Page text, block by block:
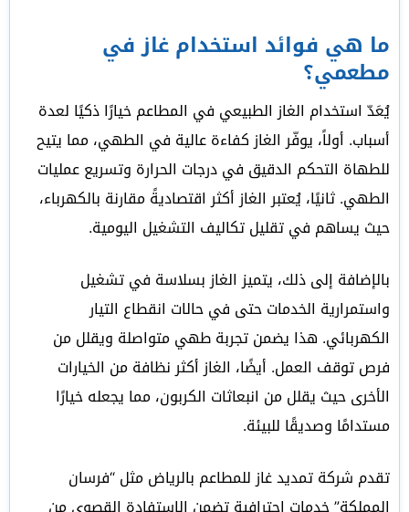
ما هي فوائد استخدام غاز في
مطعمي؟
يُعَدّ استخدام الغاز الطبيعي في المطاعم خيارًا ذكيًا لعدة
أسباب. أولاً، يوفّر الغاز كفاءة عالية في الطهي، مما يتيح
للطهاة التحكم الدقيق في درجات الحرارة وتسريع عمليات
الطهي. ثانيًا، يُعتبر الغاز أكثر اقتصاديةً مقارنة بالكهرباء،
حيث يساهم في تقليل تكاليف التشغيل اليومية.
بالإضافة إلى ذلك، يتميز الغاز بسلاسة في تشغيل
واستمرارية الخدمات حتى في حالات انقطاع التيار
الكهربائي. هذا يضمن تجربة طهي متواصلة ويقلل من
فرص توقف العمل. أيضًا، الغاز أكثر نظافة من الخيارات
الأخرى حيث يقلل من انبعاثات الكربون، مما يجعله خيارًا
مستدامًا وصديقًا للبيئة.
تقدم شركة تمديد غاز للمطاعم بالرياض مثل “فرسان